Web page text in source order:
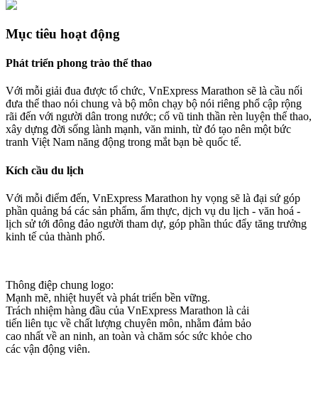
Mục tiêu hoạt động
Phát triển phong trào thể thao
Với mỗi giải đua được tổ chức, VnExpress Marathon sẽ là cầu nối
đưa thể thao nói chung và bộ môn chạy bộ nói riêng phổ cập rộng
rãi đến với người dân trong nước; cổ vũ tinh thần rèn luyện thể thao,
xây dựng đời sống lành mạnh, văn minh, từ đó tạo nên một bức
tranh Việt Nam năng động trong mắt bạn bè quốc tế.
Kích cầu du lịch
Với mỗi điểm đến, VnExpress Marathon hy vọng sẽ là đại sứ góp
phần quảng bá các sản phẩm, ẩm thực, dịch vụ du lịch - văn hoá -
lịch sử tới đông đảo người tham dự, góp phần thúc đẩy tăng trưởng
kinh tế của thành phố.
Thông điệp chung logo:
Mạnh mẽ, nhiệt huyết và phát triển bền vững.
Trách nhiệm hàng đầu của VnExpress Marathon là cải
tiến liên tục về chất lượng chuyên môn, nhằm đảm bảo
cao nhất về an ninh, an toàn và chăm sóc sức khỏe cho
các vận động viên.